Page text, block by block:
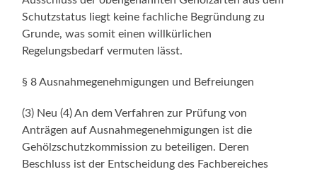
Schutzstatus liegt keine fachliche Begründung zu
Grunde, was somit einen willkürlichen
Regelungsbedarf vermuten lässt.
§ 8 Ausnahmegenehmigungen und Befreiungen
(3) Neu (4) An dem Verfahren zur Prüfung von
Anträgen auf Ausnahmegenehmigungen ist die
Gehölzschutzkommission zu beteiligen. Deren
Beschluss ist der Entscheidung des Fachbereiches